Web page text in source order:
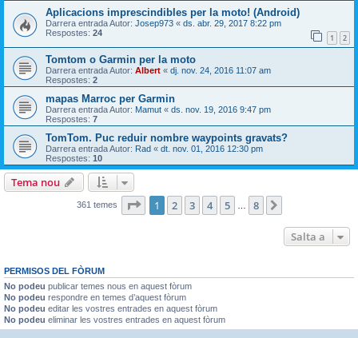
Aplicacions imprescindibles per la moto! (Android)
Darrera entrada Autor: Josep973 « ds. abr. 29, 2017 8:22 pm
Respostes: 24 1 2
Tomtom o Garmin per la moto
Darrera entrada Autor: Albert « dj. nov. 24, 2016 11:07 am
Respostes: 2
mapas Marroc per Garmin
Darrera entrada Autor: Mamut « ds. nov. 19, 2016 9:47 pm
Respostes: 7
TomTom. Puc reduir nombre waypoints gravats?
Darrera entrada Autor: Rad « dt. nov. 01, 2016 12:30 pm
Respostes: 10
Tema nou
361 temes Pàgina de
1 2 3 4 5 8
Salta a
PERMISOS DEL FÒRUM
No podeu publicar temes nous en aquest fòrum
No podeu respondre en temes d’aquest fòrum
No podeu editar les vostres entrades en aquest fòrum
No podeu eliminar les vostres entrades en aquest fòrum